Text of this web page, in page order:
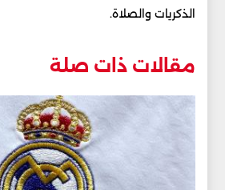
الذكريات والصلاة.
مقالات ذات صلة